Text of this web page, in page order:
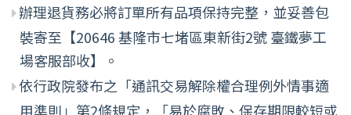
辦理退貨務必將訂單所有品項保持完整，並妥善包
裝寄至【20646 基隆市七堵區東新街2號 臺鐵夢工
場客服部收】。
依行政院發布之「通訊交易解除權合理例外情事適
用準則」第2條規定，「易於腐敗、保存期限較短或